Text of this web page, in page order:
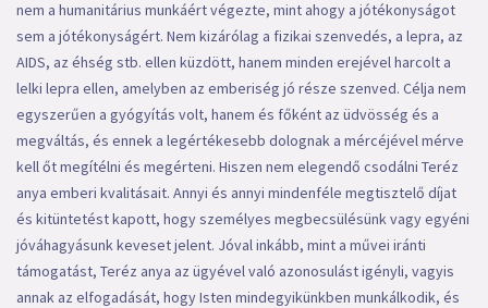
nem a humanitárius munkáért végezte, mint ahogy a jótékonyságot
sem a jótékonyságért. Nem kizárólag a fizikai szenvedés, a lepra, az
AIDS, az éhség stb. ellen küzdött, hanem minden erejével harcolt a
lelki lepra ellen, amelyben az emberiség jó része szenved. Célja nem
egyszerűen a gyógyítás volt, hanem és főként az üdvösség és a
megváltás, és ennek a legértékesebb dolognak a mércéjével mérve
kell őt megítélni és megérteni. Hiszen nem elegendő csodálni Teréz
anya emberi kvalitásait. Annyi és annyi mindenféle megtisztelő díjat
és kitüntetést kapott, hogy személyes megbecsülésünk vagy egyéni
jóváhagyásunk keveset jelent. Jóval inkább, mint a művei iránti
támogatást, Teréz anya az ügyével való azonosulást igényli, vagyis
annak az elfogadását, hogy Isten mindegyikünkben munkálkodik, és